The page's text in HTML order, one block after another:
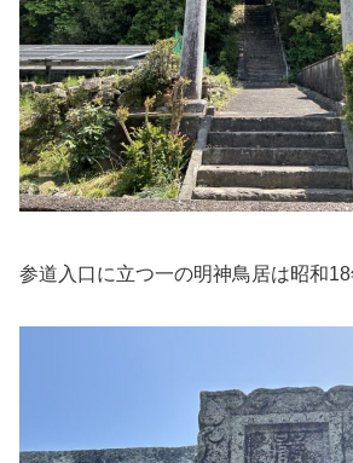
参道入口に立つ一の明神鳥居は昭和18